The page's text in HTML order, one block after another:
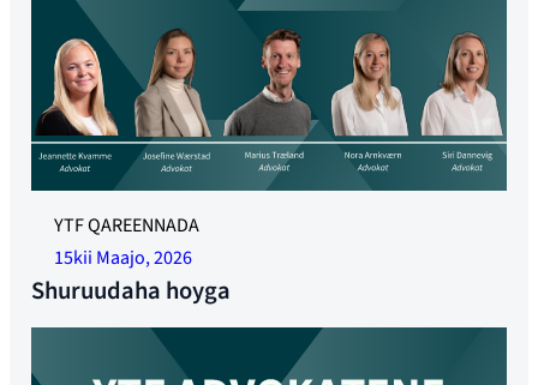
YTF QAREENNADA
15kii Maajo, 2026
Shuruudaha hoyga